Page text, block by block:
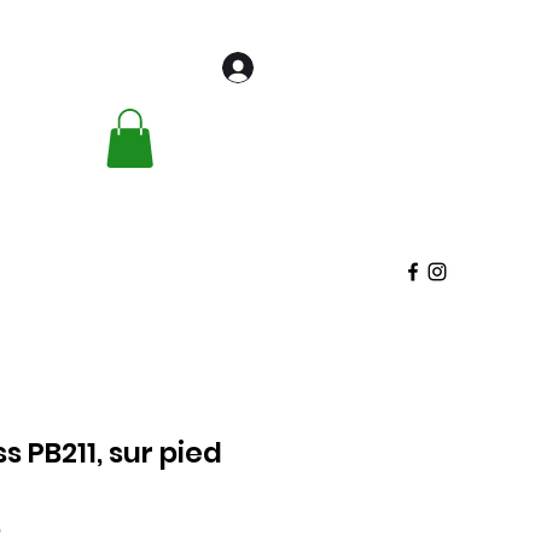
PB211, sur pied